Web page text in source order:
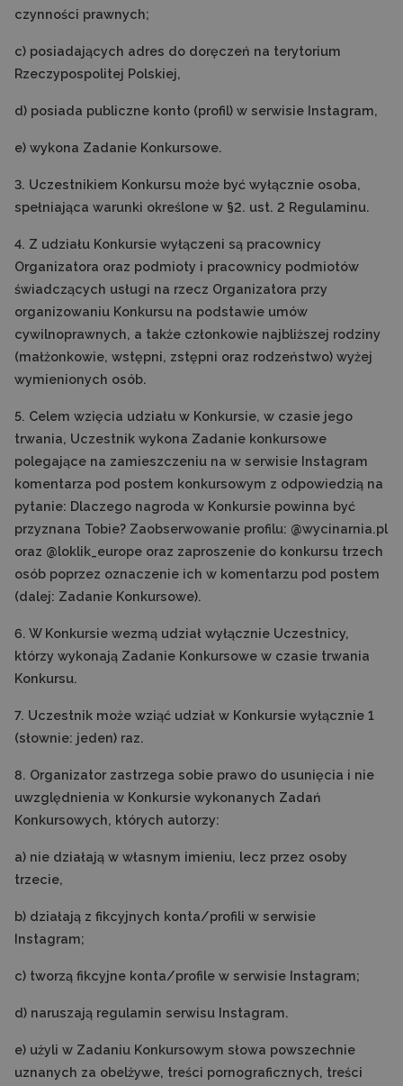
czynności prawnych;
c) posiadających adres do doręczeń na terytorium
Rzeczypospolitej Polskiej,
d) posiada publiczne konto (profil) w serwisie Instagram,
e) wykona Zadanie Konkursowe.
3. Uczestnikiem Konkursu może być wyłącznie osoba,
spełniająca warunki określone w §2. ust. 2 Regulaminu.
4. Z udziału Konkursie wyłączeni są pracownicy
Organizatora oraz podmioty i pracownicy podmiotów
świadczących usługi na rzecz Organizatora przy
organizowaniu Konkursu na podstawie umów
cywilnoprawnych, a także członkowie najbliższej rodziny
(małżonkowie, wstępni, zstępni oraz rodzeństwo) wyżej
wymienionych osób.
5. Celem wzięcia udziału w Konkursie, w czasie jego
trwania, Uczestnik wykona Zadanie konkursowe
polegające na zamieszczeniu na w serwisie Instagram
komentarza pod postem konkursowym z odpowiedzią na
pytanie: Dlaczego nagroda w Konkursie powinna być
przyznana Tobie? Zaobserwowanie profilu: @wycinarnia.pl
oraz @loklik_europe oraz zaproszenie do konkursu trzech
osób poprzez oznaczenie ich w komentarzu pod postem
(dalej: Zadanie Konkursowe).
6. W Konkursie wezmą udział wyłącznie Uczestnicy,
którzy wykonają Zadanie Konkursowe w czasie trwania
Konkursu.
7. Uczestnik może wziąć udział w Konkursie wyłącznie 1
(słownie: jeden) raz.
8. Organizator zastrzega sobie prawo do usunięcia i nie
uwzględnienia w Konkursie wykonanych Zadań
Konkursowych, których autorzy:
a) nie działają w własnym imieniu, lecz przez osoby
trzecie,
b) działają z fikcyjnych konta/profili w serwisie
Instagram;
c) tworzą fikcyjne konta/profile w serwisie Instagram;
d) naruszają regulamin serwisu Instagram.
e) użyli w Zadaniu Konkursowym słowa powszechnie
uznanych za obelżywe, treści pornograficznych, treści